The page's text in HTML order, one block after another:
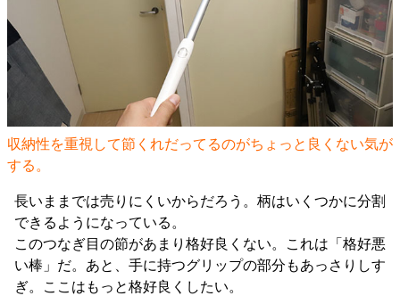
収納性を重視して節くれだってるのがちょっと良くない気が
する。
長いままでは売りにくいからだろう。柄はいくつかに分割
できるようになっている。
このつなぎ目の節があまり格好良くない。これは「格好悪
い棒」だ。あと、手に持つグリップの部分もあっさりしす
ぎ。ここはもっと格好良くしたい。